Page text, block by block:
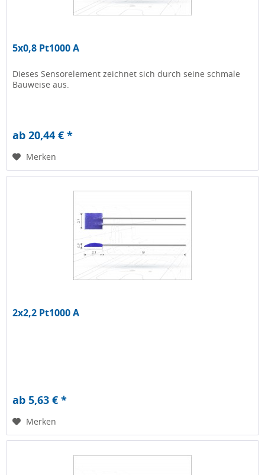
5x0,8 Pt1000 A
Dieses Sensorelement zeichnet sich durch seine schmale
Bauweise aus.
ab 20,44 € *
Merken
2x2,2 Pt1000 A
ab 5,63 € *
Merken